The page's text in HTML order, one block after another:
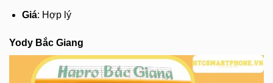
Giá: Hợp lý
Yody Bắc Giang